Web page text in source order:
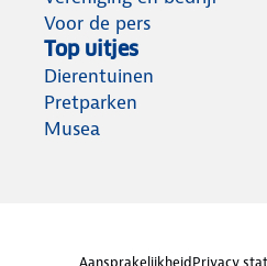
Voor de pers
Top uitjes
Dierentuinen
Pretparken
Musea